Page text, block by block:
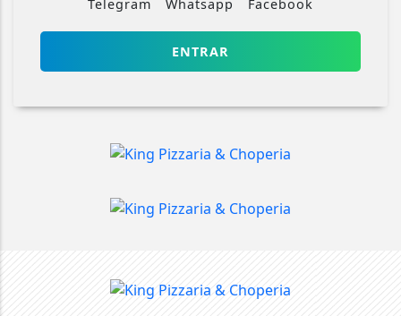
Telegram Whatsapp Facebook
ENTRAR